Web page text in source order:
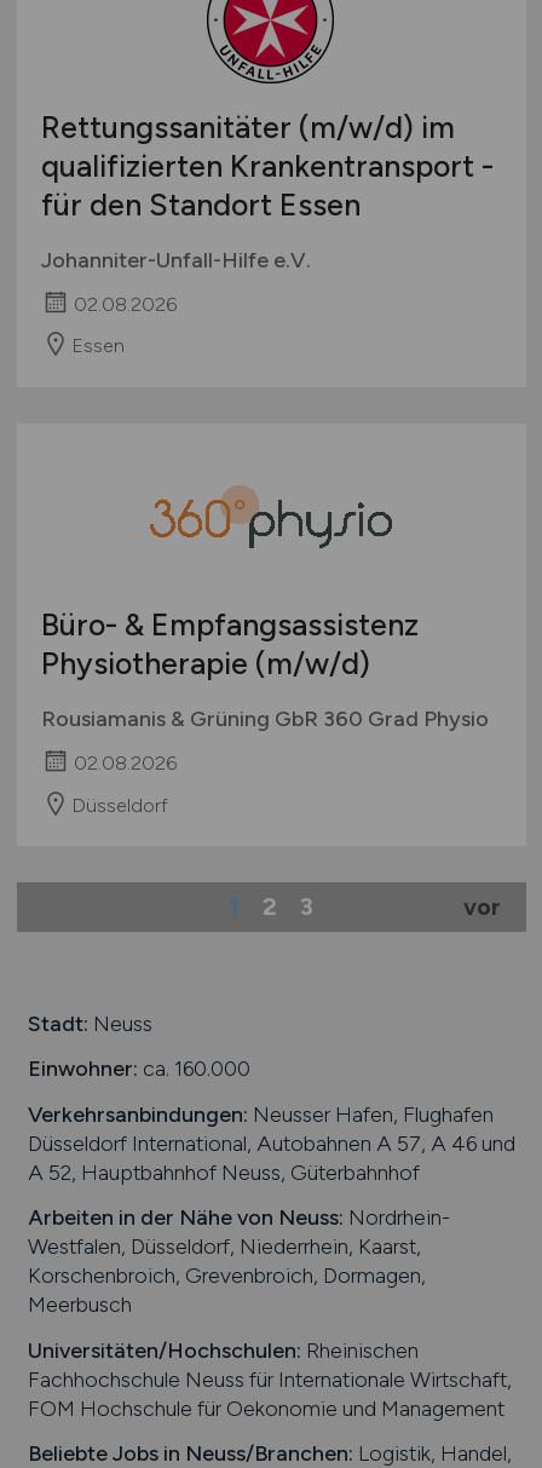
Rettungssanitäter (m/w/d) im
qualifizierten Krankentransport -
für den Standort Essen
Johanniter-Unfall-Hilfe e.V.
02.08.2026
Essen
Büro- & Empfangsassistenz
Physiotherapie (m/w/d)
Rousiamanis & Grüning GbR 360 Grad Physio
02.08.2026
Düsseldorf
1 2 3 vor
Stadt: Neuss
Einwohner: ca. 160.000
Verkehrsanbindungen: Neusser Hafen, Flughafen
Düsseldorf International, Autobahnen A 57, A 46 und
A 52, Hauptbahnhof Neuss, Güterbahnhof
Arbeiten in der Nähe von Neuss: Nordrhein-
Westfalen, Düsseldorf, Niederrhein, Kaarst,
Korschenbroich, Grevenbroich, Dormagen,
Meerbusch
Universitäten/Hochschulen: Rheinischen
Fachhochschule Neuss für Internationale Wirtschaft,
FOM Hochschule für Oekonomie und Management
Beliebte Jobs in Neuss/Branchen: Logistik, Handel,